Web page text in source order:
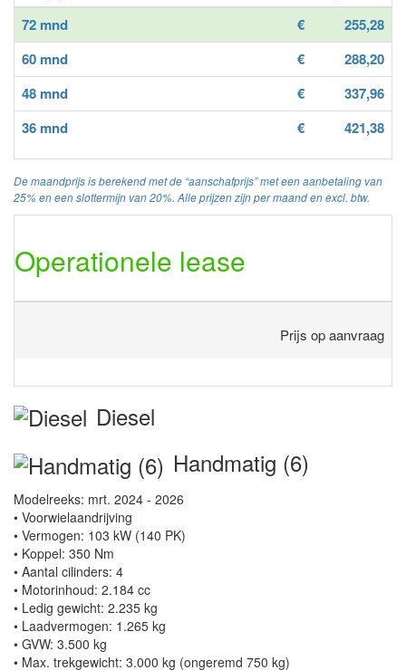
72 mnd €
255,28
60 mnd
€
288,20
48 mnd
€
337,96
36 mnd
€ 421,38
De maandprijs is berekend met de “aanschafprijs” met een aanbetaling van
25% en een slottermijn van 20%. Alle prijzen zijn per maand en excl. btw.
Operationele lease
Prijs op aanvraag
Diesel
Handmatig (6)
Modelreeks: mrt. 2024 - 2026
• Voorwielaandrijving
• Vermogen: 103 kW (140 PK)
• Koppel: 350 Nm
• Aantal cilinders: 4
• Motorinhoud: 2.184 cc
• Ledig gewicht: 2.235 kg
• Laadvermogen: 1.265 kg
• GVW: 3.500 kg
• Max. trekgewicht: 3.000 kg (ongeremd 750 kg)